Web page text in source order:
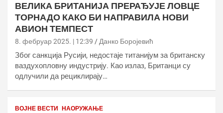
ВЕЛИКА БРИТАНИЈА ПРЕРАЂУЈЕ ЛОВЦЕ
ТОРНАДО КАКО БИ НАПРАВИЛА НОВИ
АВИОН ТЕМПЕСТ
8. фебруар 2025. | 12:39 Данко Боројевић
Због санкција Русији, недостаје титанијум за британску
ваздухопловну индустрију. Као излаз, Британци су
одлучили да рециклирају…
ВОЈНЕ ВЕСТИ НАОРУЖАЊЕ